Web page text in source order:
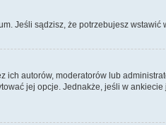
Jeśli sądzisz, że potrzebujesz
ich autorów, moderatorów lub
jej opcje. Jednakże, jeśli w